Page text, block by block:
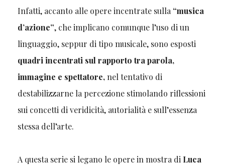
Infatti, accanto alle opere incentrate sulla “musica
d’azione”, che implicano comunque l’uso di un
linguaggio, seppur di tipo musicale, sono esposti
quadri incentrati sul rapporto tra parola,
immagine e spettatore,nel tentativo di
destabilizzarne la percezione stimolando riflessioni
sui concetti di veridicità, autorialità e sull’essenza
stessa dell’arte.
A questa serie si legano le opere in mostra di Luca